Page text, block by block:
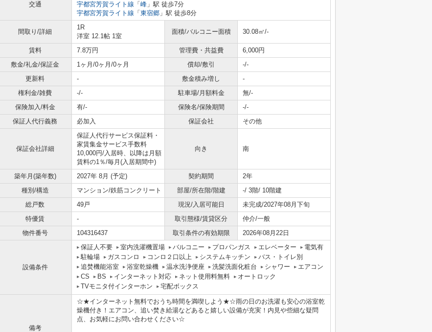
交通
宇都宮芳賀ライト線 「 峰 」駅 徒歩7分
宇都宮芳賀ライト線 「 東宿郷 」駅 徒歩8分
間取り/詳細
1R
洋室 12.1帖 1室
面積/バルコニー面積 30.08㎡/-
賃料 7.8万円 管理費・共益費
6,000円
敷金/礼金/保証金
1ヶ月/0ヶ月/0ヶ月 償却/敷引
-/-
更新料
- 敷金積み増し
-
権利金/雑費
-/- 駐車場/月額料金
無/-
保険加入/料金
有/- 保険名/保険期間
-/-
保証人代行義務
必加入 保証会社 その他
保証会社詳細
保証人代行サービス保証料・
家賃集金サービス手数料
10,000円/入居時、以降は月額
賃料の1％/毎月(入居期間中)
向き 南
築年月(築年数) 2027年 8月 (予定) 契約期間
2年
種別/構造
マンション/鉄筋コンクリート 部屋/所在階/階建
-/ 3階/ 10階建
総戸数
49戸 現況/入居可能日
未完成/2027年08月下旬
特優賃
- 取引態様/賃貸区分
仲介/一般
物件番号
104316437 取引条件の有効期限 2026年08月22日
設備条件
保証人不要 室内洗濯機置場 バルコニー プロパンガス エレベーター
電気有
駐輪場
ガスコンロ コンロ２口以上 システムキッチン
バス・トイレ別
追焚機能浴室
浴室乾燥機 温水洗浄便座 洗髪洗面化粧台 シャワー
エアコン
CS
BS インターネット対応 ネット使用料無料
オートロック
TVモニタ付インターホン
宅配ボックス
備考
☆★インターネット無料でおうち時間を満喫しよう★☆雨の日のお洗濯も安心の浴室乾
燥機付き！エアコン、追い焚き給湯などあると嬉しい設備が充実！内見や些細な疑問
点、お気軽にお問い合わせください☆